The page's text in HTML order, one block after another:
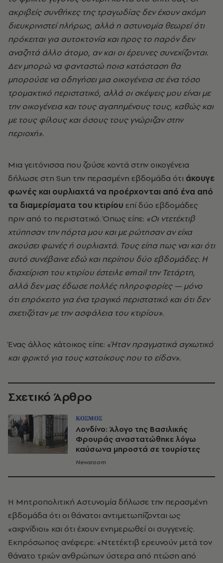
ακριβείς συνθήκες της τραγωδίας δεν έχουν ακόμη
διευκρινιστεί πλήρως, αλλά η αστυνομία θεωρεί ότι
πρόκειται για αυτοκτονία και προς το παρόν δεν
αναζητά άλλο άτομο, αν και οι έρευνες συνεχίζονται.
Δεν μπορώ να φανταστώ ποια κατάσταση θα
μπορούσε να οδηγήσει μια οικογένεια σε ένα τόσο
τρομακτικό περιστατικό, αλλά οι σκέψεις μου είναι με
την οικογένεια και τους αγαπημένους τους, καθώς και
με τους φίλους και όσους τους γνώριζαν στην
περιοχή».
Μια γειτόνισσα που ζούσε κοντά στην οικογένεια
δήλωσε στη Sun την περασμένη εβδομάδα ότι άκουγε
φωνές και ουρλιαχτά να προέρχονται από ένα από
τα διαμερίσματα του κτιρίου επί δύο εβδομάδες
πριν από το περιστατικό. Όπως είπε: «Οι ντετέκτιβ
χτύπησαν την πόρτα μου και με ρώτησαν αν είχα
ακούσει φωνές ή ουρλιαχτά. Τους είπα πως ναι και ότι
αυτό συνέβαινε εδώ και περίπου δύο εβδομάδες. Η
διαχείριση του κτιρίου έστειλε email την Τετάρτη,
αλλά δεν μας έδωσε πολλές πληροφορίες — μόνο
ότι επρόκειτο για ένα τραγικό περιστατικό και ότι δεν
σχετιζόταν με την ασφάλεια του κτιρίου».
Ένας άλλος κάτοικος είπε: «Ήταν πραγματικά αγχωτικό
και φρικτό για τους κατοίκους που το είδαν».
Σχετικό Άρθρο
ΚΟΣΜΟΣ
Λονδίνο: Άλογο της Βασιλικής
Φρουράς αναστατώθηκε λόγω
καύσωνα μπροστά σε τουρίστες
Newsroom
Η Μητροπολιτική Αστυνομία δήλωσε την περασμένη
εβδομάδα ότι οι θάνατοι αντιμετωπίζονται ως
«αιφνίδιοι» και ότι έχουν ενημερωθεί οι συγγενείς.
Εκπρόσωπος ανέφερε: «Ντετέκτιβ ερευνούν μετά τον
θάνατο τριών ανθρώπων ύστερα από πτώση από